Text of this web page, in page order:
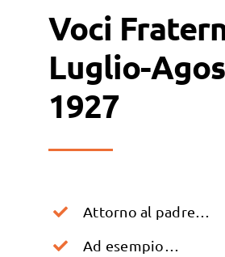
Voci
Luglio-
1927
Attorno al padre…
Ad esempio…